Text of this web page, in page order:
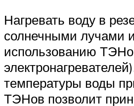
Нагревать воду в
солнечными лучами
использованию
температуры воды
ТЭНов позволит